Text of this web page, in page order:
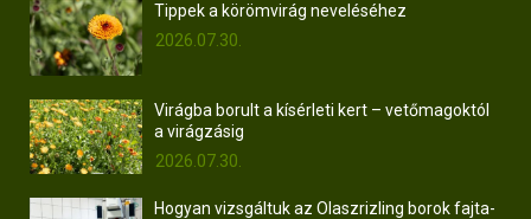
Tippek a körömvirág neveléséhez
2026.07.30.
Virágba borult a kísérleti kert – vetőmagoktól
a virágzásig
2026.07.30.
Hogyan vizsgáltuk az Olaszrizling borok fajta-